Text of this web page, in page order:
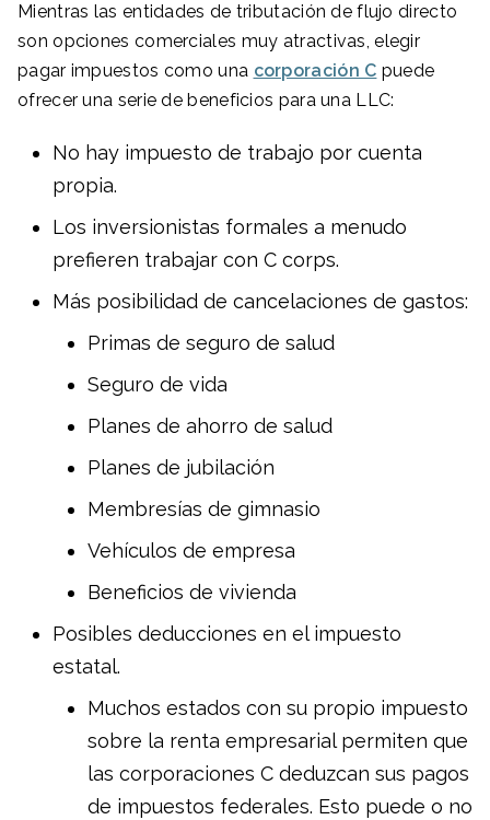
Mientras las entidades de tributación de flujo directo
son opciones comerciales muy atractivas, elegir
pagar impuestos como una corporación C puede
ofrecer una serie de beneficios para una LLC:
No hay impuesto de trabajo por cuenta
propia.
Los inversionistas formales a menudo
prefieren trabajar con C corps.
Más posibilidad de cancelaciones de gastos:
Primas de seguro de salud
Seguro de vida
Planes de ahorro de salud
Planes de jubilación
Membresías de gimnasio
Vehículos de empresa
Beneficios de vivienda
Posibles deducciones en el impuesto
estatal.
Muchos estados con su propio impuesto
sobre la renta empresarial permiten que
las corporaciones C deduzcan sus pagos
de impuestos federales. Esto puede o no